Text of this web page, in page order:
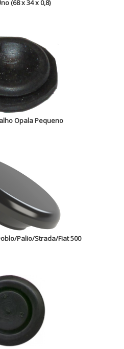
(68 x 34 x 0,8)
Opala Pequeno
Palio/Strada/Fiat 500